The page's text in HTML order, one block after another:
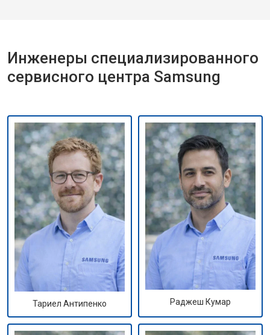
Инженеры специализированного
сервисного центра Samsung
Тариел Антипенко Раджеш Кумар